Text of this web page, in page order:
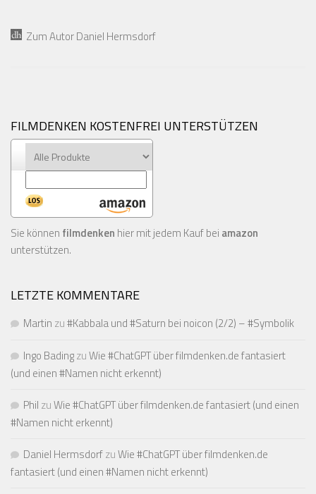
Zum Autor Daniel Hermsdorf
FILMDENKEN KOSTENFREI UNTERSTÜTZEN
Sie können filmdenken hier mit jedem Kauf bei amazon
unterstützen.
LETZTE KOMMENTARE
Martin zu#Kabbala und #Saturn bei noicon (2/2) – #Symbolik
Ingo BadingzuWie #ChatGPT über filmdenken.de fantasiert
(und einen #Namen nicht erkennt)
Phil zuWie #ChatGPT über filmdenken.de fantasiert (und einen
#Namen nicht erkennt)
Daniel HermsdorfzuWie #ChatGPT über filmdenken.de
fantasiert (und einen #Namen nicht erkennt)